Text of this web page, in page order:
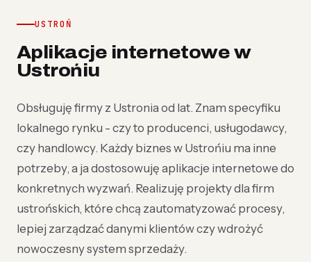
USTROŃ
Aplikacje internetowe w
Ustrońiu
Obsługuję firmy z Ustronia od lat. Znam specyfiku
lokalnego rynku - czy to producenci, usługodawcy,
czy handlowcy. Każdy biznes w Ustrońiu ma inne
potrzeby, a ja dostosowuję aplikacje internetowe do
konkretnych wyzwań. Realizuję projekty dla firm
ustrońskich, które chcą zautomatyzować procesy,
lepiej zarządzać danymi klientów czy wdrożyć
nowoczesny system sprzedaży.